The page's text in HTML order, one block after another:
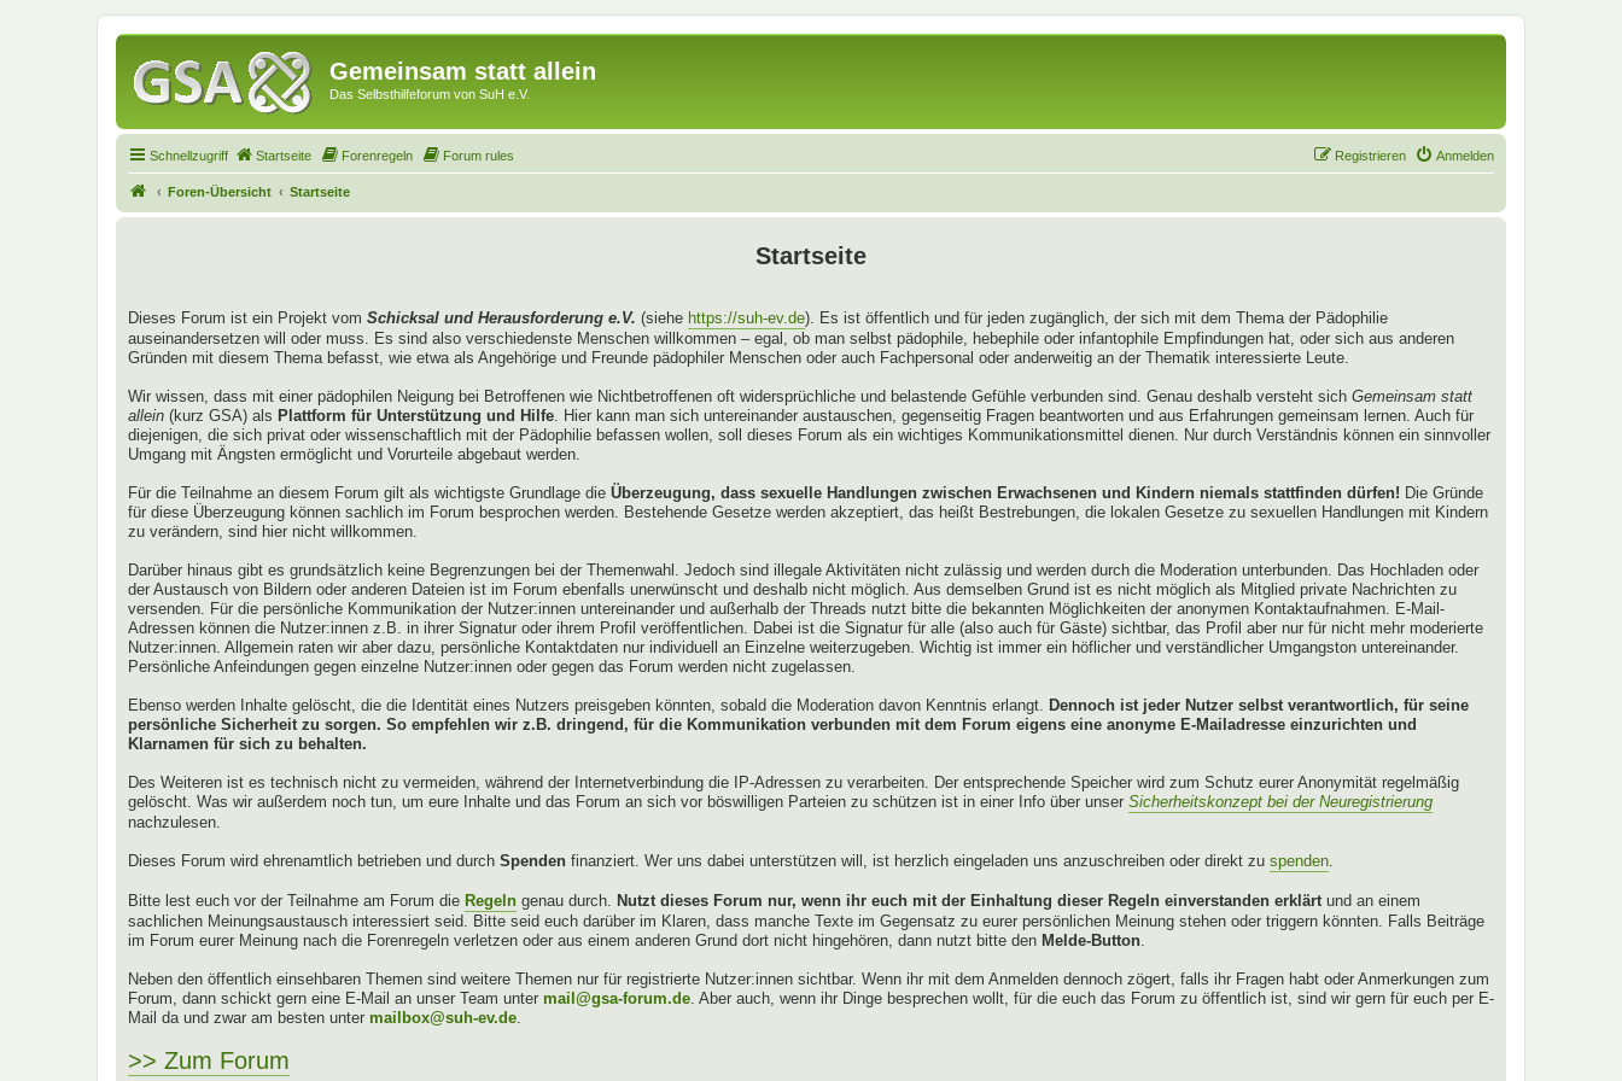
Gemeinsam statt allein
Das Selbsthilfeforum von SuH e.V.
Schnellzugriff Startseite Forenregeln Forum rules Anmelden
Registrieren
Foren-Übersicht Startseite
Startseite
Dieses Forum ist ein Projekt vom Schicksal und Herausforderung e.V. (siehe https://suh-ev.de). Es ist öffentlich und für jeden zugänglich, der sich mit dem Thema der Pädophilie
auseinandersetzen will oder muss. Es sind also verschiedenste Menschen willkommen – egal, ob man selbst pädophile, hebephile oder infantophile Empfindungen hat, oder sich aus anderen
Gründen mit diesem Thema befasst, wie etwa als Angehörige und Freunde pädophiler Menschen oder auch Fachpersonal oder anderweitig an der Thematik interessierte Leute.
Wir wissen, dass mit einer pädophilen Neigung bei Betroffenen wie Nichtbetroffenen oft widersprüchliche und belastende Gefühle verbunden sind. Genau deshalb versteht sich Gemeinsam statt
allein (kurz GSA) als Plattform für Unterstützung und Hilfe . Hier kann man sich untereinander austauschen, gegenseitig Fragen beantworten und aus Erfahrungen gemeinsam lernen. Auch für
diejenigen, die sich privat oder wissenschaftlich mit der Pädophilie befassen wollen, soll dieses Forum als ein wichtiges Kommunikationsmittel dienen. Nur durch Verständnis können ein sinnvoller
Umgang mit Ängsten ermöglicht und Vorurteile abgebaut werden.
Für die Teilnahme an diesem Forum gilt als wichtigste Grundlage die Überzeugung, dass sexuelle Handlungen zwischen Erwachsenen und Kindern niemals stattfinden dürfen! Die Gründe
für diese Überzeugung können sachlich im Forum besprochen werden. Bestehende Gesetze werden akzeptiert, das heißt Bestrebungen, die lokalen Gesetze zu sexuellen Handlungen mit Kindern
zu verändern, sind hier nicht willkommen.
Darüber hinaus gibt es grundsätzlich keine Begrenzungen bei der Themenwahl. Jedoch sind illegale Aktivitäten nicht zulässig und werden durch die Moderation unterbunden. Das Hochladen oder
der Austausch von Bildern oder anderen Dateien ist im Forum ebenfalls unerwünscht und deshalb nicht möglich. Aus demselben Grund ist es nicht möglich als Mitglied private Nachrichten zu
versenden. Für die persönliche Kommunikation der Nutzer:innen untereinander und außerhalb der Threads nutzt bitte die bekannten Möglichkeiten der anonymen Kontaktaufnahmen. E-Mail-
Adressen können die Nutzer:innen z.B. in ihrer Signatur oder ihrem Profil veröffentlichen. Dabei ist die Signatur für alle (also auch für Gäste) sichtbar, das Profil aber nur für nicht mehr moderierte
Nutzer:innen. Allgemein raten wir aber dazu, persönliche Kontaktdaten nur individuell an Einzelne weiterzugeben. Wichtig ist immer ein höflicher und verständlicher Umgangston untereinander.
Persönliche Anfeindungen gegen einzelne Nutzer:innen oder gegen das Forum werden nicht zugelassen.
Ebenso werden Inhalte gelöscht, die die Identität eines Nutzers preisgeben könnten, sobald die Moderation davon Kenntnis erlangt. Dennoch ist jeder Nutzer selbst verantwortlich, für seine
persönliche Sicherheit zu sorgen. So empfehlen wir z.B. dringend, für die Kommunikation verbunden mit dem Forum eigens eine anonyme E-Mailadresse einzurichten und
Klarnamen für sich zu behalten.
Des Weiteren ist es technisch nicht zu vermeiden, während der Internetverbindung die IP-Adressen zu verarbeiten. Der entsprechende Speicher wird zum Schutz eurer Anonymität regelmäßig
gelöscht. Was wir außerdem noch tun, um eure Inhalte und das Forum an sich vor böswilligen Parteien zu schützen ist in einer Info über unser Sicherheitskonzept bei der Neuregistrierung
nachzulesen.
Dieses Forum wird ehrenamtlich betrieben und durch Spenden finanziert. Wer uns dabei unterstützen will, ist herzlich eingeladen uns anzuschreiben oder direkt zu spenden
Bitte lest euch vor der Teilnahme am Forum die Regeln genau durch. Nutzt dieses Forum nur, wenn ihr euch mit der Einhaltung dieser Regeln einverstanden erklärt und an einem
sachlichen Meinungsaustausch interessiert seid. Bitte seid euch darüber im Klaren, dass manche Texte im Gegensatz zu eurer persönlichen Meinung stehen oder triggern könnten. Falls Beiträge
im Forum eurer Meinung nach die Forenregeln verletzen oder aus einem anderen Grund dort nicht hingehören, dann nutzt bitte den Melde-Button
Neben den öffentlich einsehbaren Themen sind weitere Themen nur für registrierte Nutzer:innen sichtbar. Wenn ihr mit dem Anmelden dennoch zögert, falls ihr Fragen habt oder Anmerkungen zum
Forum, dann schickt gern eine E-Mail an unser Team unter mail@gsa-forum.de . Aber auch, wenn ihr Dinge besprechen wollt, für die euch das Forum zu öffentlich ist, sind wir gern für euch per E-
Mail da und zwar am besten unter mailbox@suh-ev.de
>> Zum Forum